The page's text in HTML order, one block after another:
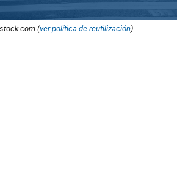
(ver política de reutilización).